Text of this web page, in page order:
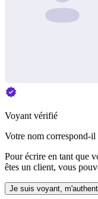
Voyant vérifié
Votre nom correspond-
Pour écrire en tant que
êtes un client, vous
Je suis voyant,